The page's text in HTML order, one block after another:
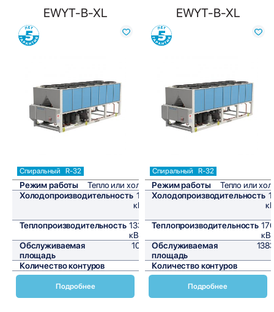
EWYT-B-XL
Сравнить
Спиральный R-32
Режим работы
Тепло или холод
Холодопроизводительность 126
кВт/
Теплопроизводительность 133,2
кВт/ч
Обслуживаемая
площадь
1050
Количество контуров
Подробнее
EWYT-B-XL
Сравнить
Спиральный R-32
Режим работы
Тепло или
Холодопроизводительность
Теплопроизводительность
Обслуживаемая
площадь
Количество контуров
Подробнее